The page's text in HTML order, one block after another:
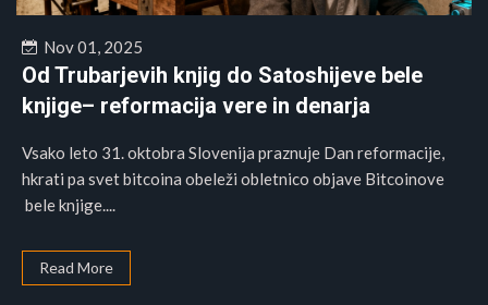
Nov 01, 2025
Od Trubarjevih knjig do Satoshijeve bele
knjige– reformacija vere in denarja
Vsako leto 31. oktobra Slovenija praznuje Dan reformacije,
hkrati pa svet bitcoina obeleži obletnico objave Bitcoinove
bele knjige....
Read More